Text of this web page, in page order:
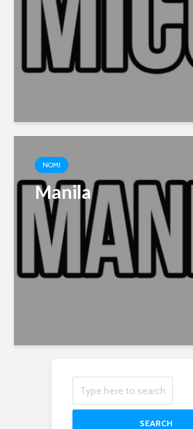
NOMI
Manila
SEARCH